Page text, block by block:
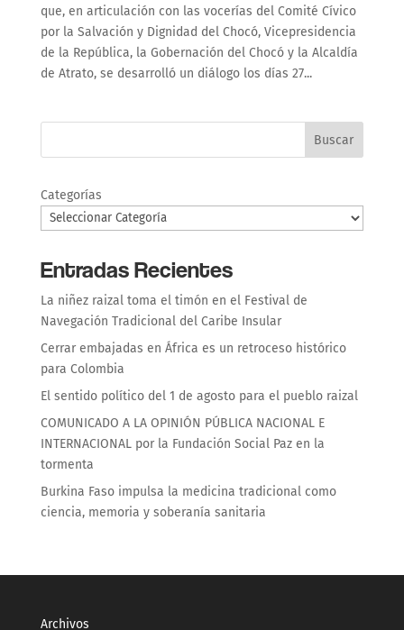
que, en articulación con las vocerías del Comité Cívico
por la Salvación y Dignidad del Chocó, Vicepresidencia
de la República, la Gobernación del Chocó y la Alcaldía
de Atrato, se desarrolló un diálogo los días 27...
Buscar
Categorías
Entradas Recientes
La niñez raizal toma el timón en el Festival de
Navegación Tradicional del Caribe Insular
Cerrar embajadas en África es un retroceso histórico
para Colombia
El sentido político del 1 de agosto para el pueblo raizal
COMUNICADO A LA OPINIÓN PÚBLICA NACIONAL E
INTERNACIONAL por la Fundación Social Paz en la
tormenta
Burkina Faso impulsa la medicina tradicional como
ciencia, memoria y soberanía sanitaria
Archivos